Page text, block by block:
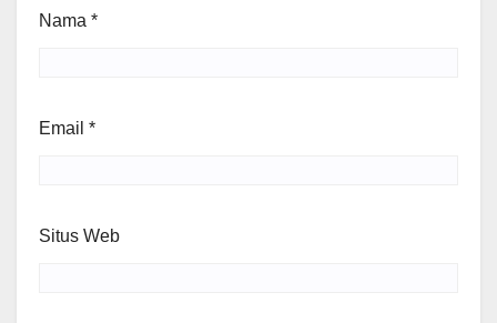
Nama *
Email *
Situs Web